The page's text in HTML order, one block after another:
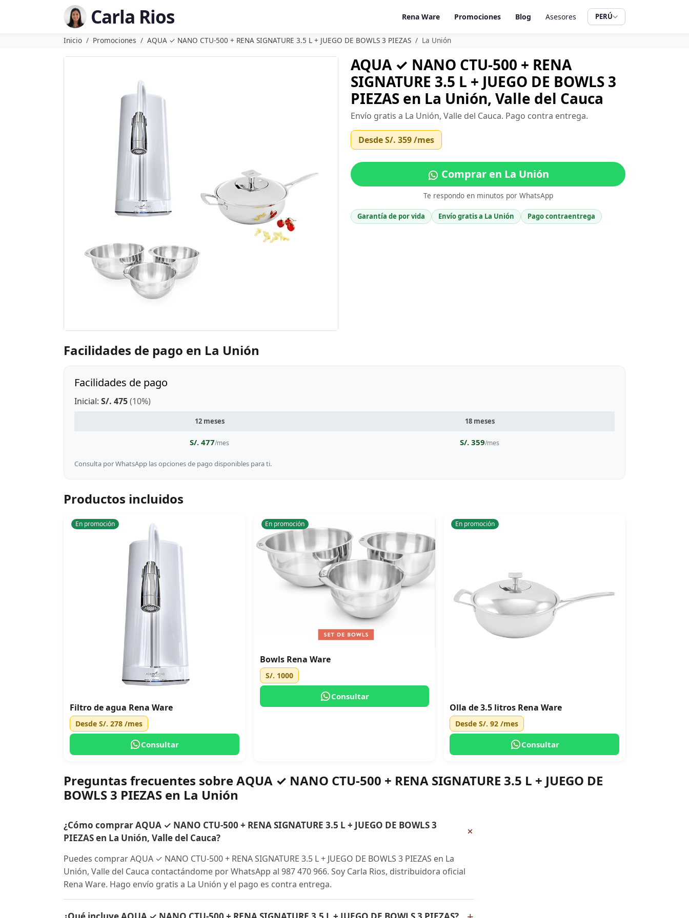
Carla Rios Rena Ware Promociones Blog Asesores PERÚ
Inicio Promociones AQUA ✓ NANO CTU-500 + RENA SIGNATURE 3.5 L + JUEGO DE BOWLS 3 PIEZAS La Unión
AQUA ✓ NANO CTU-500 + RENA
SIGNATURE 3.5 L + JUEGO DE BOWLS 3
PIEZAS en La Unión, Valle del Cauca
Envío gratis a La Unión, Valle del Cauca. Pago contra entrega.
DesdeS/. 359/mes
Comprar en La Unión
Te respondo en minutos por WhatsApp
Garantía de por vida Envío gratis a La Unión Pago contraentrega
Facilidades de pago en La Unión
Facilidades de pago
Inicial: S/. 475(10%)
12 meses 18 meses
S/. 477/mes S/. 359/mes
Consulta por WhatsApp las opciones de pago disponibles para ti.
Productos incluidos
En promoción
Filtro de agua Rena Ware
Desde S/. 278 /mes
Consultar
En promoción
Bowls Rena Ware
S/. 1000
Consultar
En promoción
Olla de 3.5 litros Rena Ware
DesdeS/. 92 /mes
Consultar
Preguntas frecuentes sobre AQUA ✓ NANO CTU-500 + RENA SIGNATURE 3.5 L + JUEGO DE
BOWLS 3 PIEZAS en La Unión
¿Cómo comprar AQUA ✓ NANO CTU-500 + RENA SIGNATURE 3.5 L + JUEGO DE BOWLS 3
PIEZAS en La Unión, Valle del Cauca?
+
Puedes comprar AQUA ✓ NANO CTU-500 + RENA SIGNATURE 3.5 L + JUEGO DE BOWLS 3 PIEZAS en La
Unión, Valle del Cauca contactándome por WhatsApp al 987 470 966. Soy Carla Rios, distribuidora oficial
Rena Ware. Hago envío gratis a La Unión y el pago es contra entrega.